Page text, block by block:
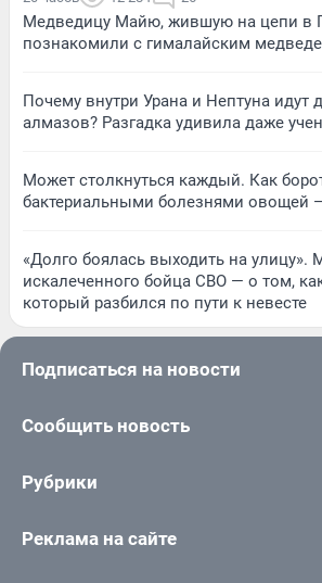
Медведицу Майю, жившую на цепи в
познакомили с гималайским
Почему внутри Урана и Нептуна идут
алмазов? Разгадка удивила даже
Может столкнуться каждый. Как
бактериальными болезнями овощей
«Долго боялась выходить на улицу».
искалеченного бойца СВО — о том,
который разбился по пути к невесте
Подписаться на новости
Сообщить новость
Рубрики
Реклама на сайте